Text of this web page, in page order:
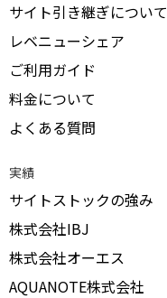
サイト引き継ぎについて
レベニューシェア
ご利用ガイド
料金について
よくある質問
実績
サイトストックの強み
株式会社IBJ
株式会社オーエス
AQUANOTE株式会社